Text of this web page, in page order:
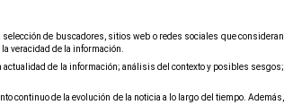
de buscadores, sitios web o redes sociales que consideran
veracidad de la información.
de la información; análisis del contexto y posibles sesgos;
continuo de la evolución de la noticia a lo largo del tiempo. Además,